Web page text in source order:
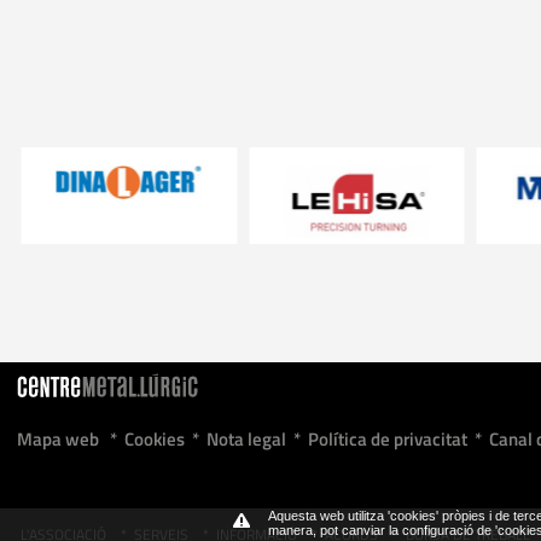
Aquesta web utilitza 'cookies' pròpies i de
manera, pot canviar la configuració de
Mapa web* Cookies* Nota legal * Política de privacitat* Canal
L'ASSOCIACIÓ * SERVEIS * INFORMACIÓ*ACORDS*BORSA DE TREBALL